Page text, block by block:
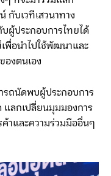
กับเวทีเสวนาทาง
ผู้ประกอบการไทยได้
พื่อนำไปใช้พัฒนาและ
องตนเอง
รถนัดพบผู้ประกอบการ
แลกเปลี่ยนมุมมองการ
ค้าและความร่วมมืออื่นๆ